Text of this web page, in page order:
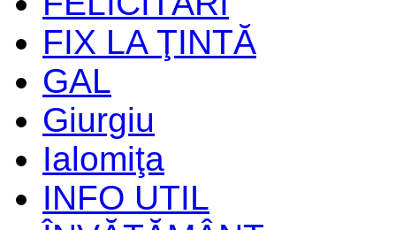
FIX LA ŢINTĂ
GAL
Giurgiu
Ialomiţa
INFO UTIL